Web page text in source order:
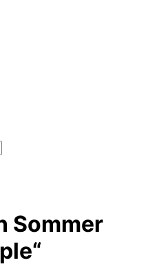
Sommer